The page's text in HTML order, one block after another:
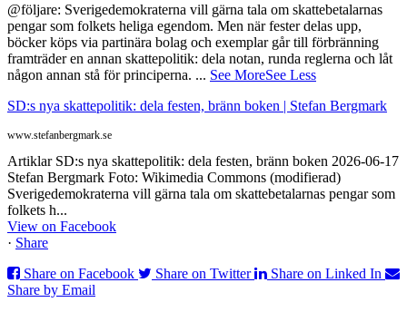
@följare: Sverigedemokraterna vill gärna tala om skattebetalarnas
pengar som folkets heliga egendom. Men när fester delas upp,
böcker köps via partinära bolag och exemplar går till förbränning
framträder en annan skattepolitik: dela notan, runda reglerna och låt
någon annan stå för principerna. ... See MoreSee Less
SD:s nya skattepolitik: dela festen, bränn boken | Stefan Bergmark
www.stefanbergmark.se
Artiklar SD:s nya skattepolitik: dela festen, bränn boken 2026-06-17
Stefan Bergmark Foto: Wikimedia Commons (modifierad)
Sverigedemokraterna vill gärna tala om skattebetalarnas pengar som
folkets h...
View on Facebook
· Share
Share on Facebook
Share on Twitter
Share on Linked In
Share by Email